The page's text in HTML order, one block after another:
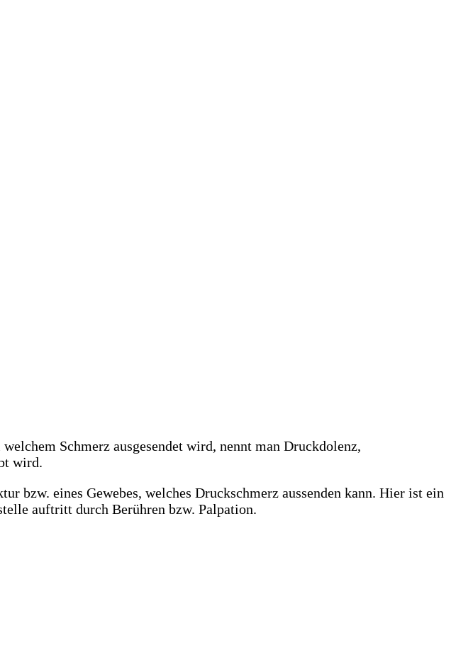
Schmerz ausgesendet wird, nennt man Druckdolenz,
wird.
bzw. eines Gewebes, welches Druckschmerz aussenden kann. Hier ist ein
auftritt durch Berühren bzw. Palpation.